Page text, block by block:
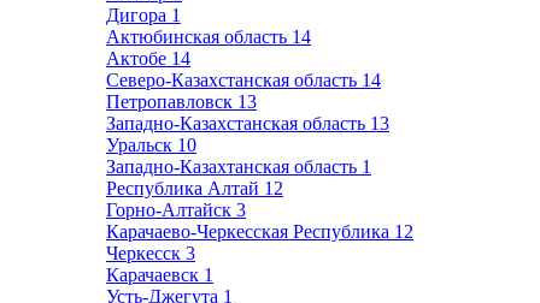
Дигора 1
Актюбинская область 14
Актобе 14
Северо-Казахстанская область 14
Петропавловск 13
Западно-Казахстанская область 13
Уральск 10
Западно-Казахтанская область 1
Республика Алтай 12
Горно-Алтайск 3
Карачаево-Черкесская Республика 12
Черкесск 3
Карачаевск 1
Усть-Джегута 1